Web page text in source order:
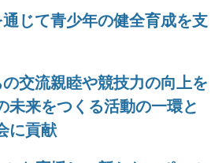
じて青少年の健全育成を支
交流親睦や競技力の向上を
未来をつくる活動の一環と
に貢献